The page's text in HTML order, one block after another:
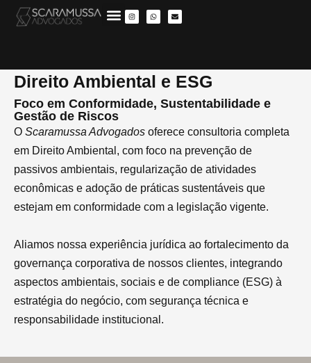
Direito Ambiental e ESG
Foco em Conformidade, Sustentabilidade e
Gestão de Riscos
O Scaramussa Advogados oferece consultoria completa
em Direito Ambiental, com foco na prevenção de
passivos ambientais, regularização de atividades
econômicas e adoção de práticas sustentáveis que
estejam em conformidade com a legislação vigente.
Aliamos nossa experiência jurídica ao fortalecimento da
governança corporativa de nossos clientes, integrando
aspectos ambientais, sociais e de compliance (ESG) à
estratégia do negócio, com segurança técnica e
responsabilidade institucional.